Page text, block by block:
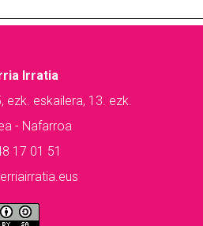
Irratia
eskailera, 13. ezk.
- Nafarroa
17 01 51